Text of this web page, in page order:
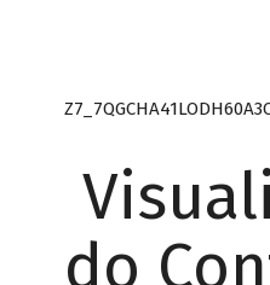
do